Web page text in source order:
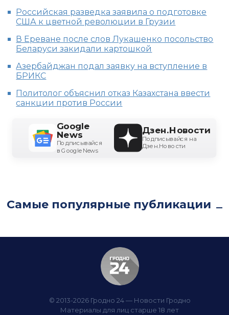
Российская разведка заявила о подготовке
США к цветной революции в Грузии
В Ереване после слов Лукашенко посольство
Беларуси закидали картошкой
Азербайджан подал заявку на вступление в
БРИКС
Политолог объяснил отказ Казахстана ввести
санкции против России
Google
News
Подписывайся
в Google News
Дзен.Новости
Подписывайся на
Дзен.Новости
Самые популярные публикации
© 2013-2026 Гродно 24 — Новости Гродно
Материалы для лиц старше 18 лет